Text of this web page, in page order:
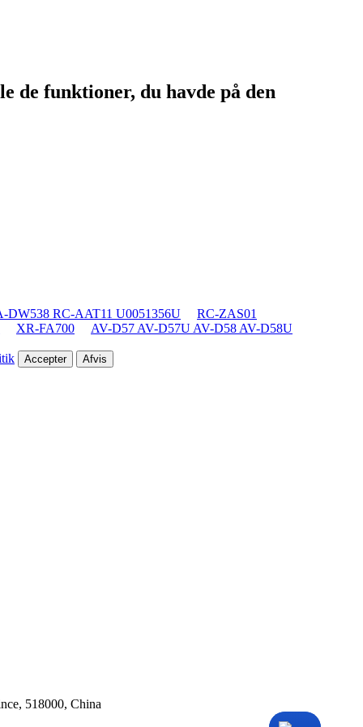
de funktioner, du havde på den
DW538 RC-AAT11 U0051356U
RC-ZAS01
XR-FA700
AV-D57 AV-D57U AV-D58 AV-D58U
Accepter Afvis
518000, China